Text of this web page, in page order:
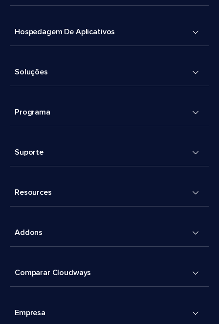
Hospedagem De Aplicativos
Soluções
Programa
Suporte
Resources
Addons
Comparar Cloudways
Empresa